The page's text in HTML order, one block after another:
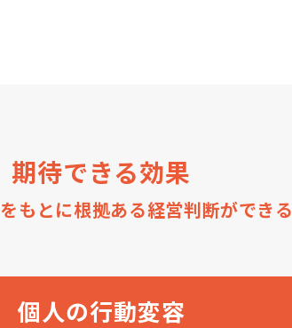
期待できる効果
もとに根拠ある経営判断ができる
個人の行動変容